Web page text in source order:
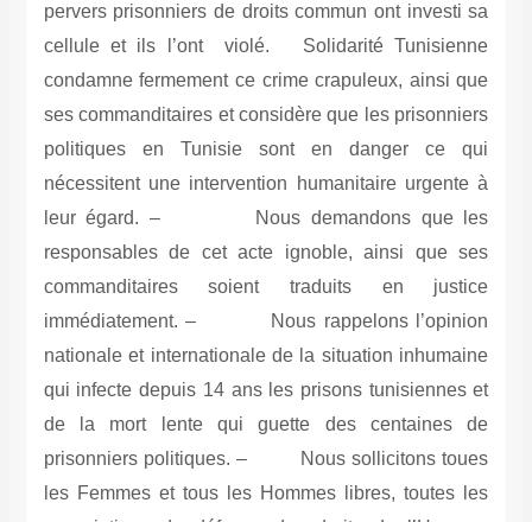
pervers prisonniers de droits commun ont investi sa
cellule et ils l’ont violé. Solidarité Tunisienne
condamne fermement ce crime crapuleux, ainsi que
ses commanditaires et considère que les prisonniers
politiques en Tunisie sont en danger ce qui
nécessitent une intervention humanitaire urgente à
leur égard. – Nous demandons que les
responsables de cet acte ignoble, ainsi que ses
commanditaires soient traduits en justice
immédiatement. – Nous rappelons l’opinion
nationale et internationale de la situation inhumaine
qui infecte depuis 14 ans les prisons tunisiennes et
de la mort lente qui guette des centaines de
prisonniers politiques. – Nous sollicitons toues
les Femmes et tous les Hommes libres, toutes les